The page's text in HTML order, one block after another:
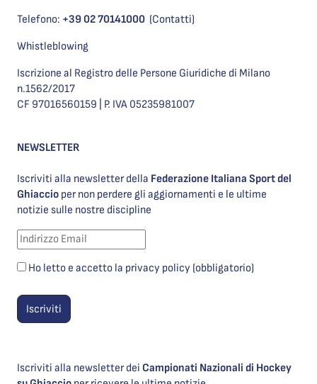
Telefono: +39 02 70141000 (Contatti)
Whistleblowing
Iscrizione al Registro delle Persone Giuridiche di Milano
n.1562/2017
CF 97016560159 | P. IVA 05235981007
NEWSLETTER
Iscriviti alla newsletter della Federazione Italiana Sport del
Ghiaccio per non perdere gli aggiornamenti e le ultime
notizie sulle nostre discipline
Ho letto e accetto la privacy policy (obbligatorio)
Iscriviti alla newsletter dei Campionati Nazionali di Hockey